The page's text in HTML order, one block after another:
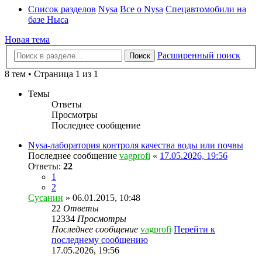
Список разделов Nysa Все о Nysa Спецавтомобили на
базе Ныса
Новая тема
Поиск
Расширенный поиск
8 тем • Страница 1 из 1
Темы
Ответы
Просмотры
Последнее сообщение
Nysa-лаборатория контроля качества воды или почвы
Последнее сообщение vagprofi « 17.05.2026, 19:56
Ответы: 22
1
2
Сусанин » 06.01.2015, 10:48
22 Ответы
12334 Просмотры
Последнее сообщение vagprofi Перейти к
последнему сообщению
17.05.2026, 19:56